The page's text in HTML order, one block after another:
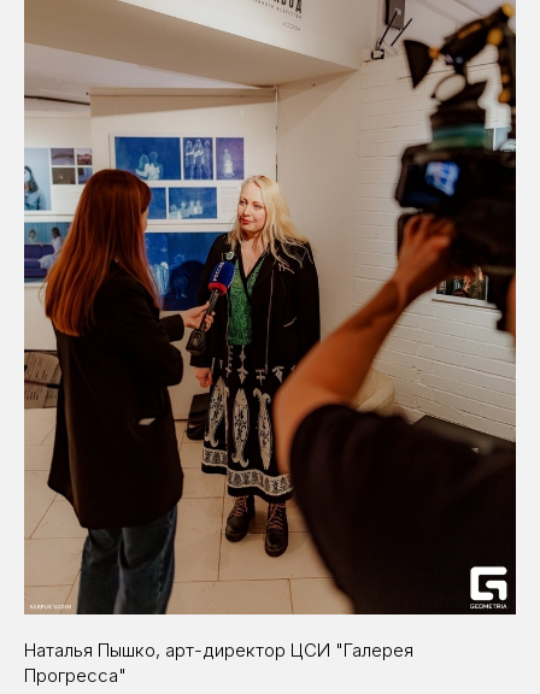
Наталья Пышко, арт-директор ЦСИ "Галерея
Прогресса"